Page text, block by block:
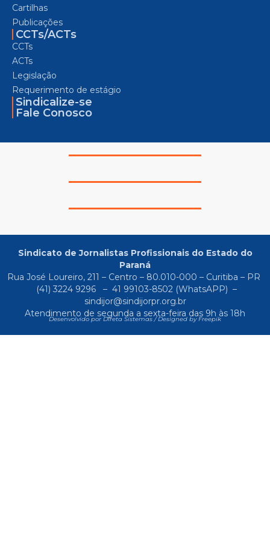
Cartilhas
Publicações
CCTs/ACTs
CCTs
ACTs
Legislação
Requerimento de estágio
Sindicalize-se
Fale Conosco
Sindicato de Jornalistas Profissionais do Estado do
Paraná
Rua José Loureiro, 211 – Centro – 80.010-000 – Curitiba – PR
(41) 3224 9296
– 41 99103-8502(WhatsAPP) –
sindijor@sindijorpr.org.br
Atendimento de segunda a sexta-feira das 9h às 18h
Desenvolvido por Direta Sistemas /Designed by Freepik